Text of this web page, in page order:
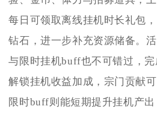
每日可领取离线挂机时长礼包
钻石，进一步补充资源储备。
与限时挂机buff也不可错过，
解锁挂机收益加成，宗门贡献
限时buff则能短期提升挂机产